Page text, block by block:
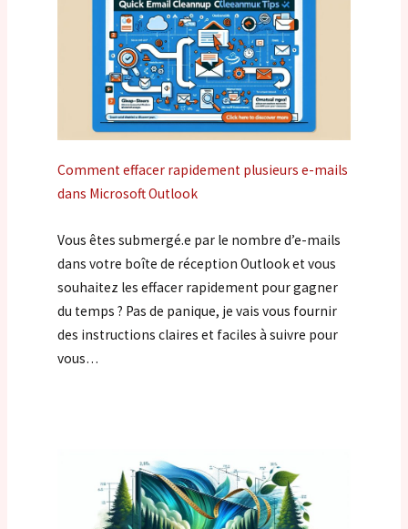
Comment effacer rapidement plusieurs e-mails
dans Microsoft Outlook
Vous êtes submergé.e par le nombre d’e-mails
dans votre boîte de réception Outlook et vous
souhaitez les effacer rapidement pour gagner
du temps ? Pas de panique, je vais vous fournir
des instructions claires et faciles à suivre pour
vous…